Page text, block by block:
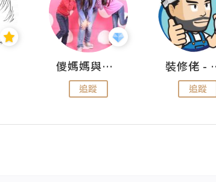
儍媽媽與兩隻小魔怪之家
追蹤
裝修佬 -
追蹤